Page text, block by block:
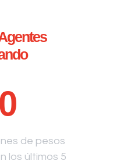
de pesos
los últimos 5